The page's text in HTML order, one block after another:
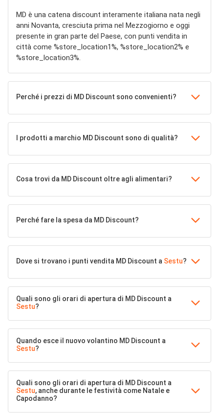
MD è una catena discount interamente italiana nata negli
anni Novanta, cresciuta prima nel Mezzogiorno e oggi
presente in gran parte del Paese, con punti vendita in
città come %store_location1%, %store_location2% e
%store_location3%.
Perché i prezzi di MD Discount sono convenienti?
I prodotti a marchio MD Discount sono di qualità?
Cosa trovi da MD Discount oltre agli alimentari?
Perché fare la spesa da MD Discount?
Dove si trovano i punti vendita MD Discount a Sestu?
Quali sono gli orari di apertura di MD Discount a
Sestu?
Quando esce il nuovo volantino MD Discount a
Sestu?
Quali sono gli orari di apertura di MD Discount a
Sestu, anche durante le festività come Natale e
Capodanno?